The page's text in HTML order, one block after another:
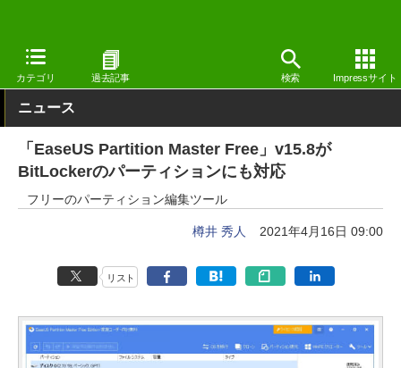
カテゴリ 過去記事 検索 Impressサイト
窓の杜 システム・ファイル Windows
ニュース
「EaseUS Partition Master Free」v15.8が
BitLockerのパーティションにも対応
フリーのパーティション編集ツール
樽井 秀人 2021年4月16日 09:00
リスト